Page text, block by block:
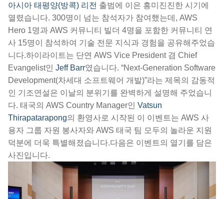
아시아 태평양(방콕) 리전 출범에 이은 흥미진진한 시기에
열렸습니다. 300명이 넘는 참석자가 참여했는데, AWS
Hero 1명과 AWS 커뮤니티 빌더 4명을 포함한 커뮤니티 연
사 15명이 참석하여 기술 전문 지식과 경험을 공유해주었습
니다.하이라이트는 단연 AWS Vice President 겸 Chief
Evangelist인 Jeff Barr였습니다. “Next-Generation Software
Development(차세대 소프트웨어 개발)”라는 제목의 감동적
인 기조연설은 이날의 분위기를 완벽하게 설명해 주었습니
다. 태국의 AWS Country Manager인 Vatsun
Thirapatarapong의 환영사로 시작된 이 이벤트는 AWS 사
용자 그룹 자원 봉사자와 AWS 태국 팀 모두의 놀라운 지원
덕분에 더욱 특별해졌습니다.다음은 이벤트의 열기를 담은
사진입니다.